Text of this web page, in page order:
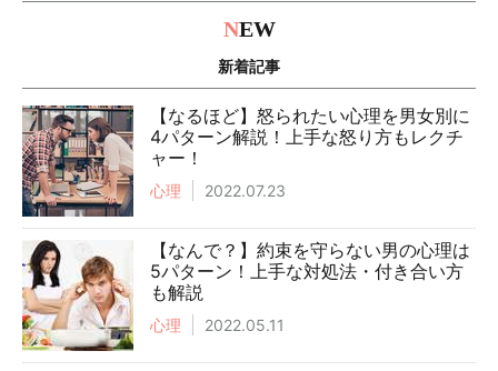
NEW
新着記事
【なるほど】怒られたい心理を男女別に
4パターン解説！上手な怒り方もレクチ
ャー！
心理 2022.07.23
【なんで？】約束を守らない男の心理は
5パターン！上手な対処法・付き合い方
も解説
心理 2022.05.11